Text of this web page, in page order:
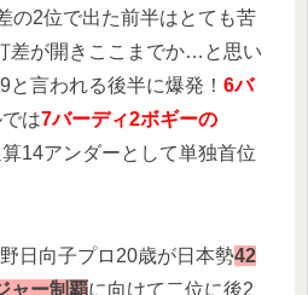
の2位で出た前半はとても苦
差が開きここまでか…と思い
と言われる後半に爆発！ 6バ
は7バーディ2ボギーの
14アンダーとして単独首位
日向子プロ20歳が日本勢42
ャー制覇に向けて二位に後2